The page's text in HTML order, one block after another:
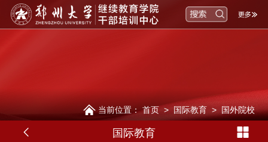
当前位置： 首页> 国际教育>国外院校
国际教育